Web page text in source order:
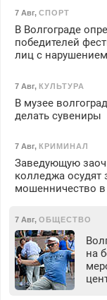
7 Авг, СПОРТ
В Волгограде
победителей
лиц с
7 Авг, КУЛЬТУРА
В музее
делать сувениры
7 Авг, КРИМИНАЛ
Заведующую
колледжа осудят
мошенничество в
7 Авг, ОБЩЕСТВО
на